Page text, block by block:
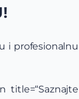
i profesionalnu
title=“Saznajte